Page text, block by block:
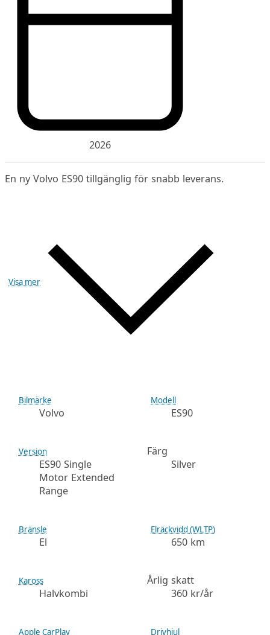
2026
En ny Volvo ES90 tillgänglig för snabb leverans.
Visa mer
Bilmärke
Volvo
Modell
ES90
Version
ES90 Single
Motor Extended
Range
Färg
Silver
Bränsle
El
Elräckvidd (WLTP)
650 km
Kaross
Halvkombi
Årlig skatt
360 kr/år
Apple CarPlay Drivhjul